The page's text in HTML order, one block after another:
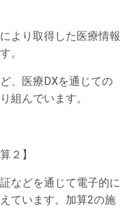
より取得した医療情報
。
、医療DXを通じての
組んでいます。
２】
などを通じて電子的に
ています。加算2の施